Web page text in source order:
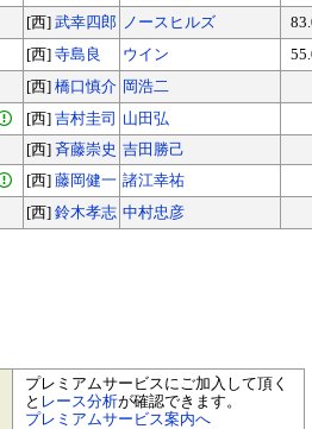
[西] 武幸四郎 ノースヒルズ
[西] 寺島良 ウイン
[西] 橋口慎介 岡浩二
[西] 吉村圭司 山田弘
[西] 斉藤崇史 吉田勝己
[西] 藤岡健一 諸江幸祐
[西] 鈴木孝志 中村忠彦
プレミアムサービスにご加入して頂く
と レース分析が確認できます。
プレミアムサービス案内へ